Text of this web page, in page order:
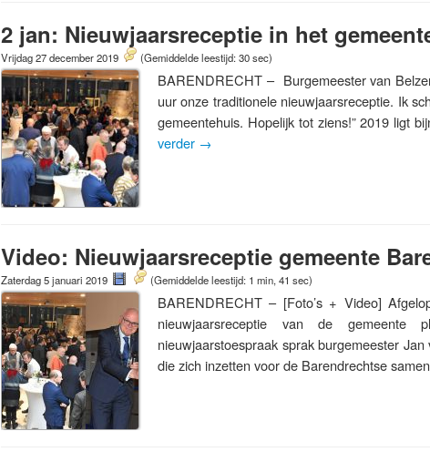
2 jan: Nieuwjaarsreceptie in het
Vrijdag 27 december 2019 (Gemiddelde leestijd: 30 sec)
BARENDRECHT – Burgemeester van
uur onze traditionele nieuwjaarsreceptie. Ik
gemeentehuis. Hopelijk tot ziens!” 2019 ligt
verder →
Video: Nieuwjaarsreceptie gemeente
Zaterdag 5 januari 2019 (Gemiddelde leestijd: 1 min, 41 sec)
BARENDRECHT – [Foto’s + Video]
nieuwjaarsreceptie van de
nieuwjaarstoespraak sprak burgemeester
die zich inzetten voor de Barendrechtse